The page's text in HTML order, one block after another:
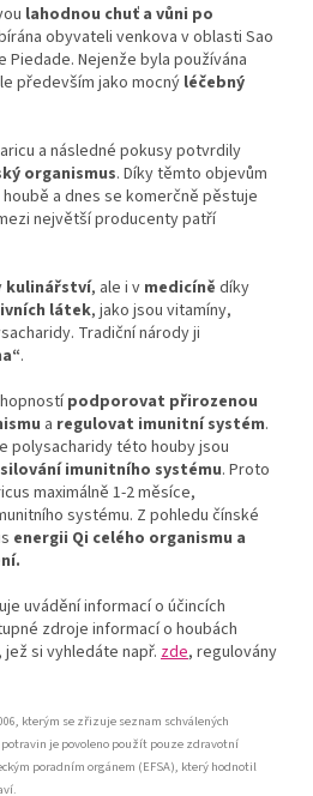
lahodnou chuť a vůni po
obyvateli venkova v oblasti Sao
Piedade. Nejenže byla používána
především jako mocný léčebný
a následné pokusy potvrdily
organismus. Díky těmto objevům
a dnes se komerčně pěstuje
největší producenty patří
kulinářství, ale i v medicíně díky
látek, jako jsou vitamíny,
Tradiční národy ji
.
podporovat přirozenou
a regulovat imunitní systém.
polysacharidy této houby jsou
imunitního systému. Proto
maximálně 1-2 měsíce,
systému. Z pohledu čínské
energii Qi celého organismu a
uvádění informací o účincích
zdroje informací o houbách
si vyhledáte např. zde, regulovány
kterým se zřizuje seznam schválených
je povoleno použít pouze zdravotní
poradním orgánem (EFSA), který hodnotil